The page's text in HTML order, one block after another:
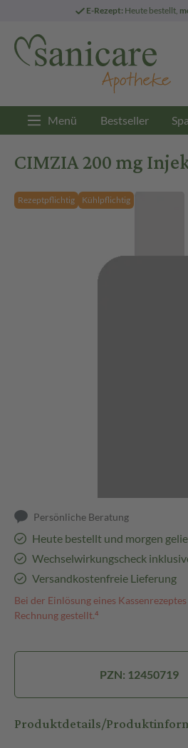
E-Rezept: Heute bestellt,
Menü Bestseller
CIMZIA 200 mg
Rezeptpflichtig Kühlpflichtig
Persönliche Beratung
Heute bestellt und morgen
Wechselwirkungscheck
Versandkostenfreie Lieferung
Bei der Einlösung eines
Rechnung gestellt.⁴
PZN: 12450719
Produktdetails/